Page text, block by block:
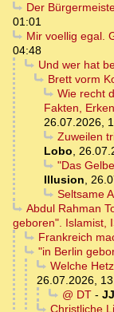
Der
01:01
Mir voellig egal.
04:48
Und wer hat
Brett vorm
Wie recht
Fakten,
26.07.2026,
Zuweilen
Lobo,
"Das
Illusion,
Seltsame
Abdul Rahman
geboren". Islamist,
Frankreich
"in Berlin
Welche
26.07.2026,
@ DT-
Christliche